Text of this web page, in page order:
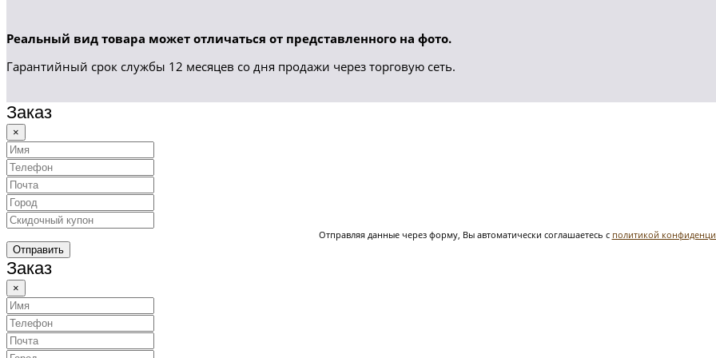
Реальный вид товара может отличаться от представленного на фото.
Гарантийный срок службы 12 месяцев со дня продажи через торговую сеть.
Заказ
×
Отправляя данные через форму, Вы автоматически соглашаетесь с политикой
Отправить
Заказ
×